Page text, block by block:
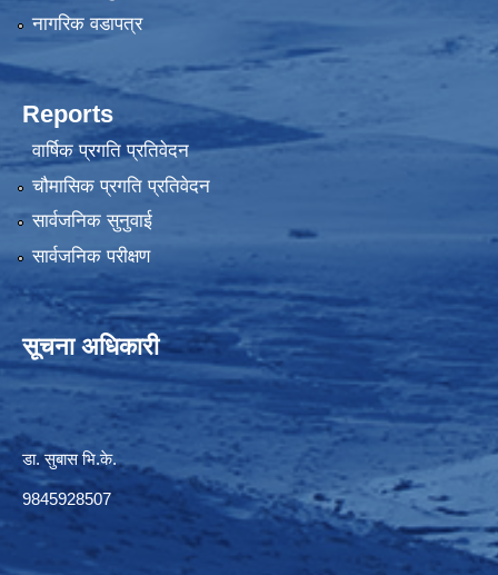
नागरिक वडापत्र
Reports
वार्षिक प्रगति प्रतिवेदन
चौमासिक प्रगति प्रतिवेदन
सार्वजनिक सुनुवाई
सार्वजनिक परीक्षण
सूचना अधिकारी
डा. सुबास भि.के.
9845928507